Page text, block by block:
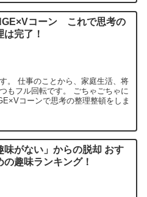
コーン これで思考の
は完了！
。 仕事のことから、家庭生活、将
もフル回転です。 ごちゃごちゃに
コーンで思考の整理整頓をしま
味がない」からの脱却 おす
の趣味ランキング！